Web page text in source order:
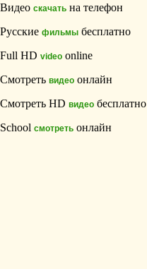
Видео скачать на телефон
Русские фильмы бесплатно
Full HD video online
Смотреть видео онлайн
Смотреть HD видео бесплатно
School смотреть онлайн